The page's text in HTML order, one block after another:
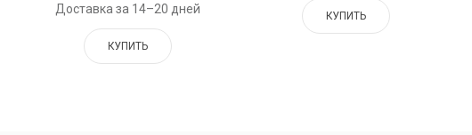
Доставка за 14–20 дней
КУПИТЬ
КУПИТЬ